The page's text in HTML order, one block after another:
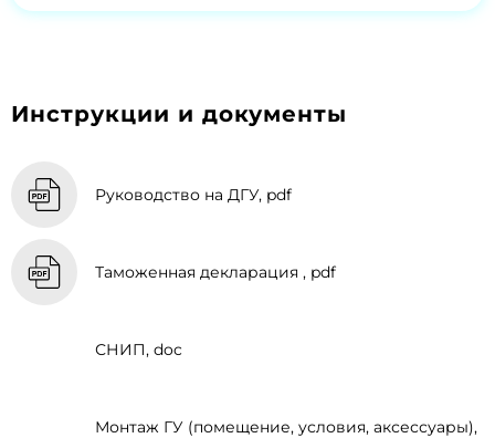
Инструкции и документы
Руководство на ДГУ, pdf
Таможенная декларация , pdf
СНИП, doc
Монтаж ГУ (помещение, условия, аксессуары),